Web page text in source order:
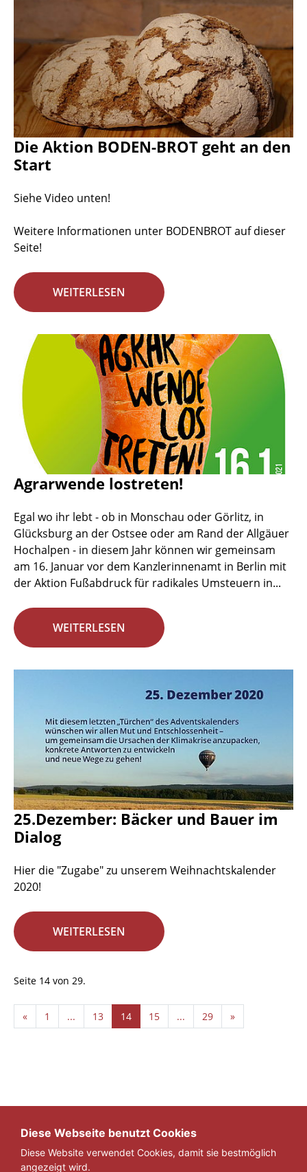
Die Aktion BODEN-BROT geht an den
Start
Siehe Video unten!
Weitere Informationen unter BODENBROT auf dieser
Seite!
WEITERLESEN
Agrarwende lostreten!
Egal wo ihr lebt - ob in Monschau oder Görlitz, in
Glücksburg an der Ostsee oder am Rand der Allgäuer
Hochalpen - in diesem Jahr können wir gemeinsam
am 16. Januar vor dem Kanzlerinnenamt in Berlin mit
der Aktion Fußabdruck für radikales Umsteuern in...
WEITERLESEN
25.Dezember: Bäcker und Bauer im
Dialog
Hier die "Zugabe" zu unserem Weihnachtskalender
2020!
WEITERLESEN
Seite 14 von 29.
« 1 ... 13 14 15 ... 29 »
Diese Webseite benutzt Cookies
Diese Website verwendet Cookies, damit sie bestmöglich
angezeigt wird.